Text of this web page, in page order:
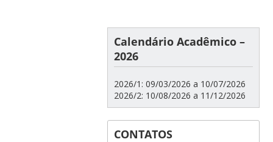
Calendário Acadêmico –
2026
2026/1: 09/03/2026 a 10/07/2026
2026/2: 10/08/2026 a 11/12/2026
CONTATOS